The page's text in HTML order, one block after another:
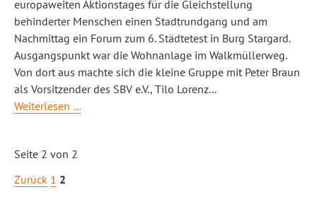
europaweiten Aktionstages für die Gleichstellung
behinderter Menschen einen Stadtrundgang und am
Nachmittag ein Forum zum 6. Städtetest in Burg Stargard.
Ausgangspunkt war die Wohnanlage im Walkmüllerweg.
Von dort aus machte sich die kleine Gruppe mit Peter Braun
als Vorsitzender des SBV e.V., Tilo Lorenz...
Weiterlesen …
Seite 2 von 2
Zurück 1 2